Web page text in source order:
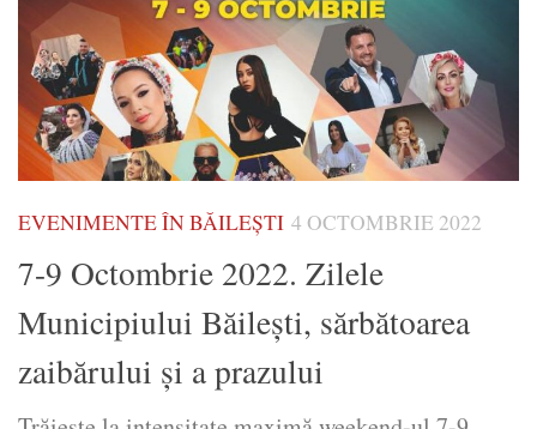
EVENIMENTE ÎN BĂILEȘTI 4 OCTOMBRIE 2022
7-9 Octombrie 2022. Zilele
Municipiului Băilești, sărbătoarea
zaibărului și a prazului